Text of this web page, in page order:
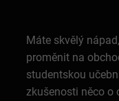
Máte skvělý
proměnit na
studentskou
zkušenosti něco o